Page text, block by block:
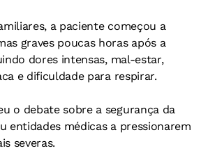
a paciente começou a
graves poucas horas após a
dores intensas, mal-estar,
e dificuldade para respirar.
o debate sobre a segurança da
entidades médicas a pressionarem
severas.